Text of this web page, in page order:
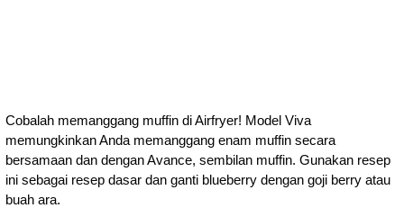
Cobalah memanggang muffin di Airfryer! Model Viva
memungkinkan Anda memanggang enam muffin secara
bersamaan dan dengan Avance, sembilan muffin. Gunakan resep
ini sebagai resep dasar dan ganti blueberry dengan goji berry atau
buah ara.